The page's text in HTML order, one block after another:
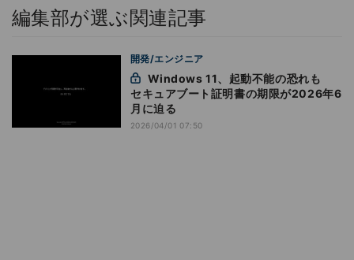
編集部が選ぶ関連記事
開発/エンジニア
セキュアブート証明書の期限が2026年6
月に迫る
2026/04/01 07:50